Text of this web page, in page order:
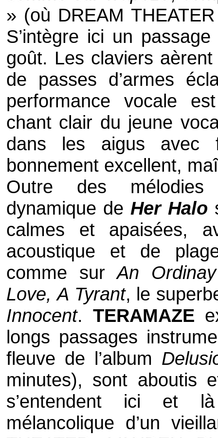
» (où DREAM THEATER
S’intègre ici un
goût. Les claviers aèrent
de passes d’armes
performance vocale
chant clair du jeune
dans les aigus avec
bonnement excellent,
Outre des mélodies
dynamique de Her Halo
calmes et apaisées,
acoustique et de
comme surAn
Love, A Tyrant, le
Innocent. TERAMAZE
longs passages
fleuve de l’album
minutes), sont aboutis
s’entendent ici et
mélancolique d’un